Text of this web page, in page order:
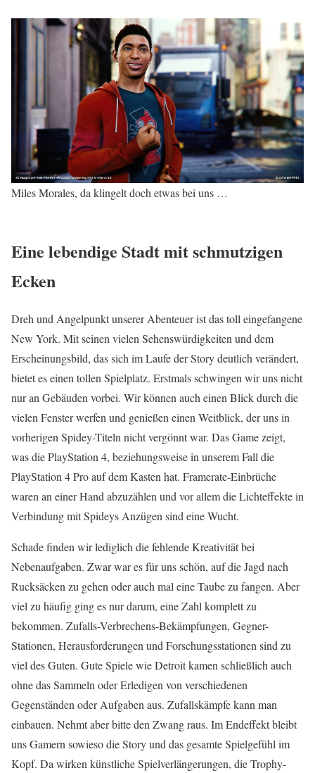
Miles Morales, da klingelt doch etwas bei uns …
Eine lebendige Stadt mit schmutzigen
Ecken
Dreh und Angelpunkt unserer Abenteuer ist das toll eingefangene
New York. Mit seinen vielen Sehenswürdigkeiten und dem
Erscheinungsbild, das sich im Laufe der Story deutlich verändert,
bietet es einen tollen Spielplatz. Erstmals schwingen wir uns nicht
nur an Gebäuden vorbei. Wir können auch einen Blick durch die
vielen Fenster werfen und genießen einen Weitblick, der uns in
vorherigen Spidey-Titeln nicht vergönnt war. Das Game zeigt,
was die PlayStation 4, beziehungsweise in unserem Fall die
PlayStation 4 Pro auf dem Kasten hat. Framerate-Einbrüche
waren an einer Hand abzuzählen und vor allem die Lichteffekte in
Verbindung mit Spideys Anzügen sind eine Wucht.
Schade finden wir lediglich die fehlende Kreativität bei
Nebenaufgaben. Zwar war es für uns schön, auf die Jagd nach
Rucksäcken zu gehen oder auch mal eine Taube zu fangen. Aber
viel zu häufig ging es nur darum, eine Zahl komplett zu
bekommen. Zufalls-Verbrechens-Bekämpfungen, Gegner-
Stationen, Herausforderungen und Forschungsstationen sind zu
viel des Guten. Gute Spiele wie Detroit kamen schließlich auch
ohne das Sammeln oder Erledigen von verschiedenen
Gegenständen oder Aufgaben aus. Zufallskämpfe kann man
einbauen. Nehmt aber bitte den Zwang raus. Im Endeffekt bleibt
uns Gamern sowieso die Story und das gesamte Spielgefühl im
Kopf. Da wirken künstliche Spielverlängerungen, die Trophy-